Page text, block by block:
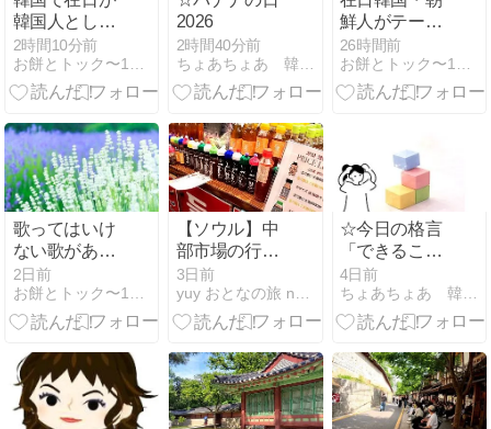
韓国人として
認められない
理由 ～兵役に
ついていな
しゃべれない
～
2時間10分前
2026
2時間40分前
鮮人がテーマ
の映画一覧
26時間前
歌ってはいけ
ない歌があっ
た、フォー
ク・クルセタ
ーズの「イム
2日前
【ソウル】中
部市場の行き
方｜ごま油で
注目のローカ
ル市場を地図
3日前
☆今日の格言
「できること
から、やれば
いい」
4日前